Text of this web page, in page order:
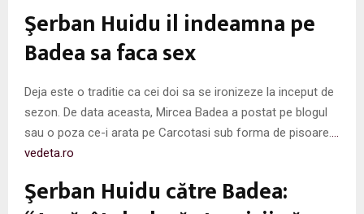
N
U
Şerban Huidu il indeamna pe
Badea sa faca sex
Deja este o traditie ca cei doi sa se ironizeze la inceput de
sezon. De data aceasta, Mircea Badea a postat pe blogul
sau o poza ce-i arata pe Carcotasi sub forma de pisoare.
vedeta.ro
Şerban Huidu către Badea: